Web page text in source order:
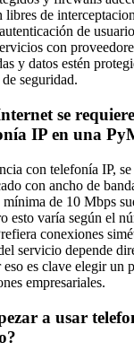
libres de
de
con
y datos estén
seguridad.
se
IP en una
con telefonía IP,
con ancho de
de 10 Mbps
esto varía según el
conexiones
servicio depende
es clave elegir un
empresariales.
a usar